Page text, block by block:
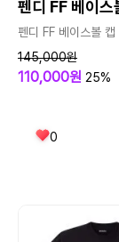
펜디 FF 베이스
펜디 FF 베이스볼 캡
145,000원
110,000원 25%
0